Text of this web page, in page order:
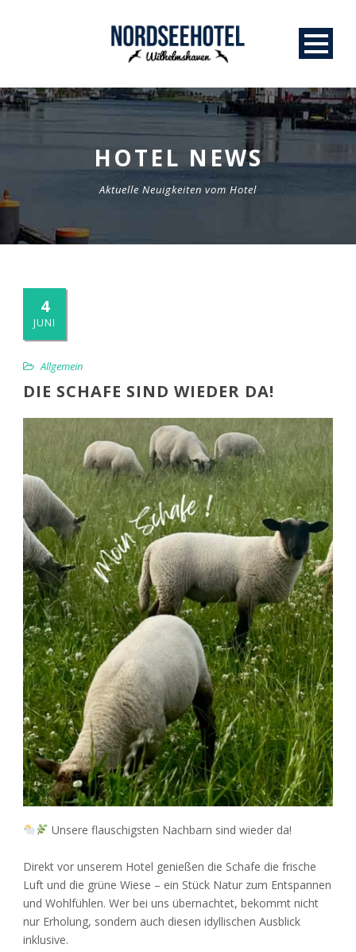
HOTEL NEWS
Aktuelle Neuigkeiten vom Hotel
4
JUNI
Allgemein
DIE SCHAFE SIND WIEDER DA!
Unsere flauschigsten Nachbarn sind wieder da!
Direkt vor unserem Hotel genießen die Schafe die frische
Luft und die grüne Wiese – ein Stück Natur zum Entspannen
und Wohlfühlen. Wer bei uns übernachtet, bekommt nicht
nur Erholung, sondern auch diesen idyllischen Ausblick
inklusive.